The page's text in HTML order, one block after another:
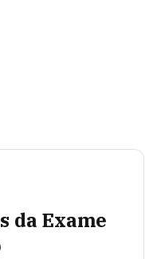
da Exame